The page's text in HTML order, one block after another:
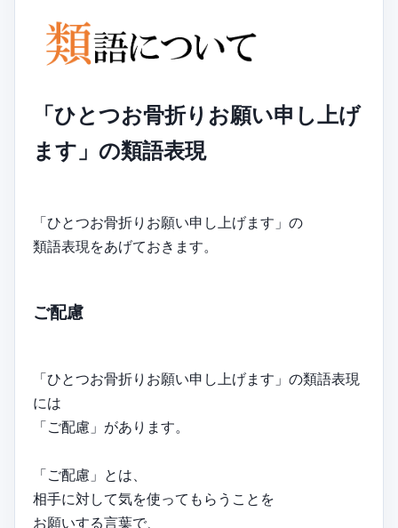
「ひとつお骨折りお願い申し上げ
ます」の類語表現
「ひとつお骨折りお願い申し上げます」の
類語表現をあげておきます。
ご配慮
「ひとつお骨折りお願い申し上げます」の類語表現
には
「ご配慮」があります。
「ご配慮」とは、
相手に対して気を使ってもらうことを
お願いする言葉で、